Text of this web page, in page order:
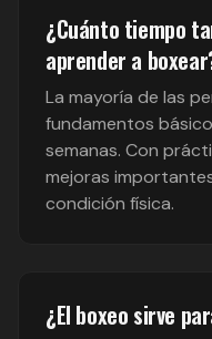
¿Cuánto tiempo
aprender a
La mayoría de las
fundamentos
semanas. Con
mejoras
condición física.
¿El boxeo sirve